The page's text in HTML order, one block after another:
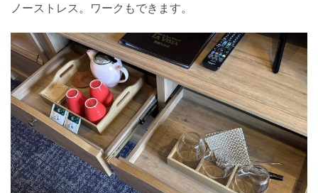
ノーストレス。ワークもできます。